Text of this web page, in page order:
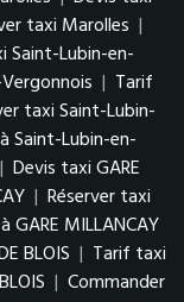
taxi Marolles |
Saint-Lubin-en-
| Tarif
taxi Saint-Lubin-
Saint-Lubin-en-
| Devis taxi GARE
| Réserver taxi
MILLANCAY
BLOIS | Tarif taxi
| Commander